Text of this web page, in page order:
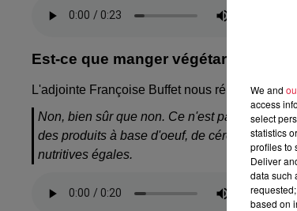
Est-ce que manger végétarien
L'adjointe Françoise Buffet nous répond :
Non, bien sûr que non. Ce n'est pas risqué si
des produits à base d'oeuf, de céréales, de
nutritives égales.
We and
access
select
statistics
profiles to
Deliver
data such
based on